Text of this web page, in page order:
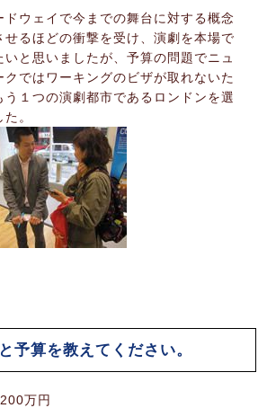
ドウェイで今までの舞台に対する概念
せるほどの衝撃を受け、演劇を本場で
いと思いましたが、予算の問題でニュ
クではワーキングのビザが取れないた
う１つの演劇都市であるロンドンを選
。
予算を教えてください。
万円